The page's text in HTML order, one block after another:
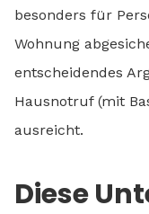
besonders für
Wohnung
entscheidendes
Hausnotruf (mit
ausreicht.
Diese